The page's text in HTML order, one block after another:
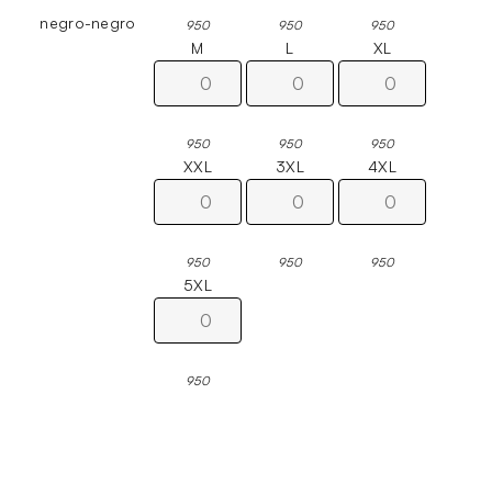
negro-negro 950 950 950
M
950
L
950
XL
950
XXL
950
3XL
950
4XL
950
5XL
950